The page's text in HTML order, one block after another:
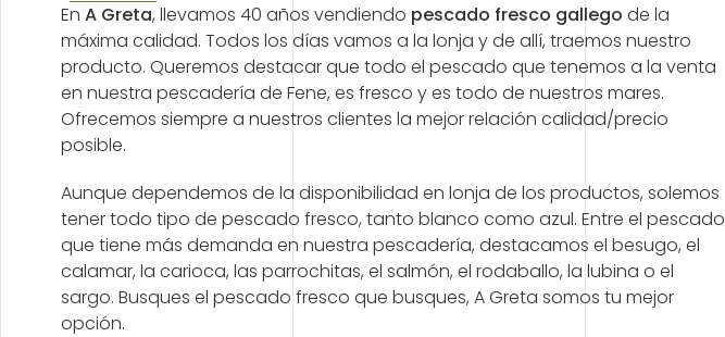
En A Greta, llevamos 40 años vendiendo pescado fresco gallego de la
máxima calidad. Todos los días vamos a la lonja y de allí, traemos nuestro
producto. Queremos destacar que todo el pescado que tenemos a la venta
en nuestra pescadería de Fene, es fresco y es todo de nuestros mares.
Ofrecemos siempre a nuestros clientes la mejor relación calidad/precio
posible.
Aunque dependemos de la disponibilidad en lonja de los productos, solemos
tener todo tipo de pescado fresco, tanto blanco como azul. Entre el pescado
que tiene más demanda en nuestra pescadería, destacamos el besugo, el
calamar, la carioca, las parrochitas, el salmón, el rodaballo, la lubina o el
sargo. Busques el pescado fresco que busques, A Greta somos tu mejor
opción.